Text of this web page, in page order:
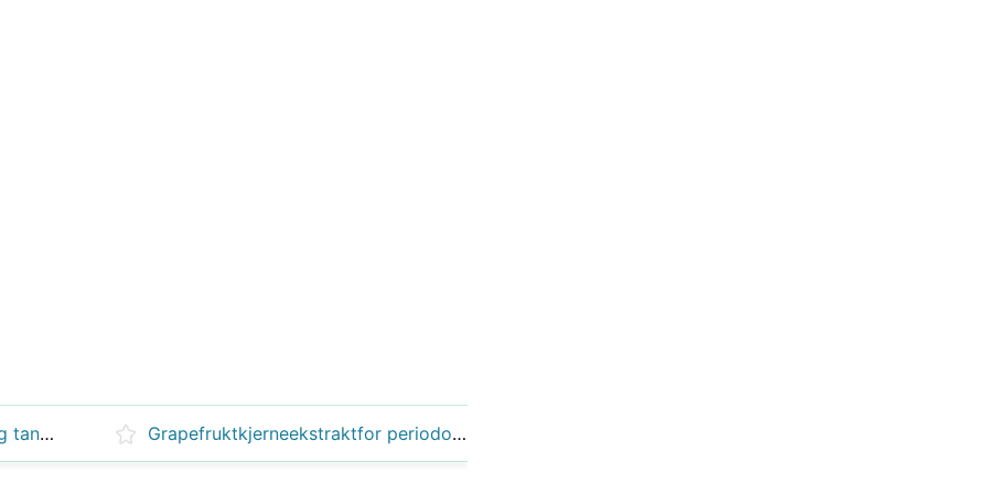
Tegn og symptomer på Tann og tannkjøttsykdommer Grapefruktkjerneekstraktfor periodontal sykdom